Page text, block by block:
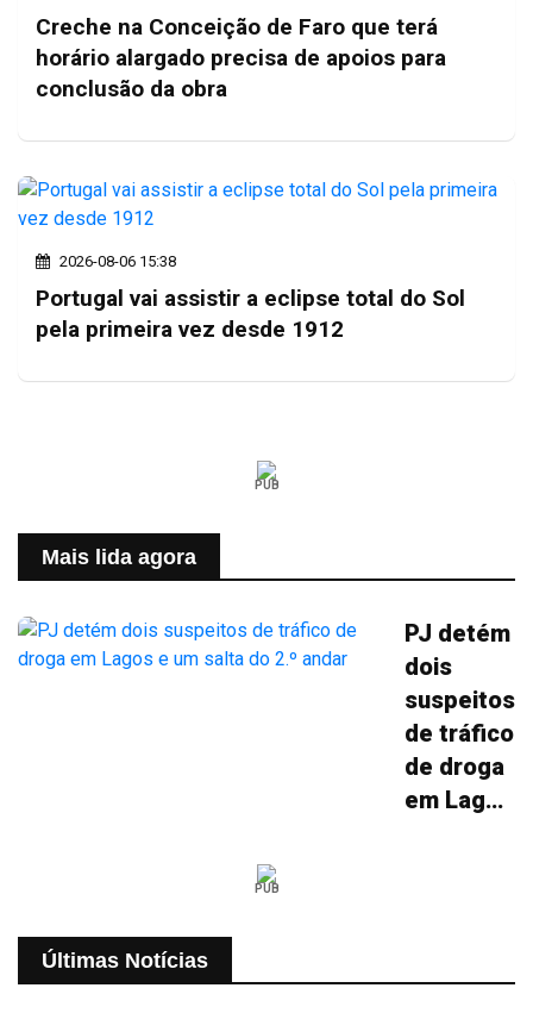
Creche na Conceição de Faro que terá
horário alargado precisa de apoios para
conclusão da obra
2026-08-06 15:38
Portugal vai assistir a eclipse total do Sol
pela primeira vez desde 1912
PUB
Mais lida agora
PJ detém
dois
suspeitos
de tráfico
de droga
em Lagos
PUB
Últimas Notícias